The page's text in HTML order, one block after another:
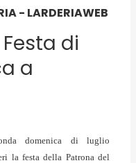
- LARDERIAWEB
di
a
domenica di luglio
la festa della Patrona del